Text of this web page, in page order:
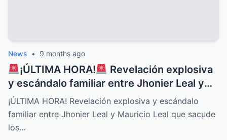
News • 9 months ago
¡ÚLTIMA HORA!
Revelación explosiva
y escándalo familiar entre Jhonier Leal y
Mauricio Leal que sacude los cimientos de
su historia personal, secretos ocultos y
conflictos desgarradores que nadie
¡ÚLTIMA HORA! Revelación explosiva y escándalo
familiar entre Jhonier Leal y Mauricio Leal que sacude
los…